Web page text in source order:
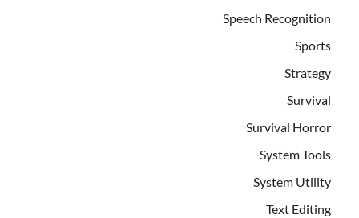
Speech Recognition
Sports
Strategy
Survival
Survival Horror
System Tools
System Utility
Text Editing